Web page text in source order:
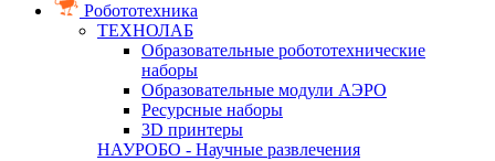
Робототехника
ТЕХНОЛАБ
Образовательные робототехнические
наборы
Образовательные модули АЭРО
Ресурсные наборы
3D принтеры
НАУРОБО - Научные развлечения